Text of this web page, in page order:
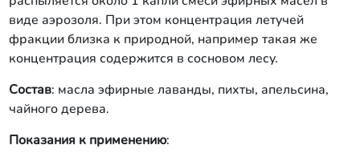
виде аэрозоля. При этом концентрация летучей
фракции близка к природной, например такая же
концентрация содержится в сосновом лесу.
Состав: масла эфирные лаванды, пихты, апельсина,
чайного дерева.
Показания к применению: